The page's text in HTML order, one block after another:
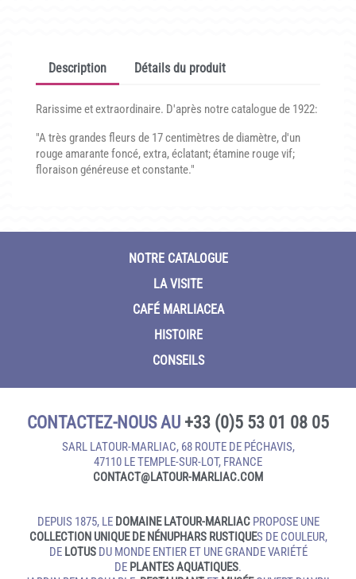
Description Détails du produit
Rarissime et extraordinaire. D'après notre catalogue de 1922:
"A très grandes fleurs de 17 centimètres de diamètre, d'un
rouge amarante foncé, extra, éclatant; étamine rouge vif;
floraison généreuse et constante."
NOTRE CATALOGUE
LA VISITE
CAFÉ MARLIACEA
HISTOIRE
CONSEILS
CONTACTEZ-NOUS AU +33 (0)5 53 01 08 05
SARL LATOUR-MARLIAC, 68 ROUTE DE PÉCHAVIS,
47110 LE TEMPLE‑SUR‑LOT, FRANCE
CONTACT@LATOUR‑MARLIAC.COM
DEPUIS 1875, LE DOMAINE LATOUR-MARLIACPROPOSE UNE
COLLECTION UNIQUE DE NÉNUPHARS RUSTIQUES DE COULEUR,
DE LOTUSDU MONDE ENTIER ET UNE GRANDE VARIÉTÉ
DE PLANTES AQUATIQUES.